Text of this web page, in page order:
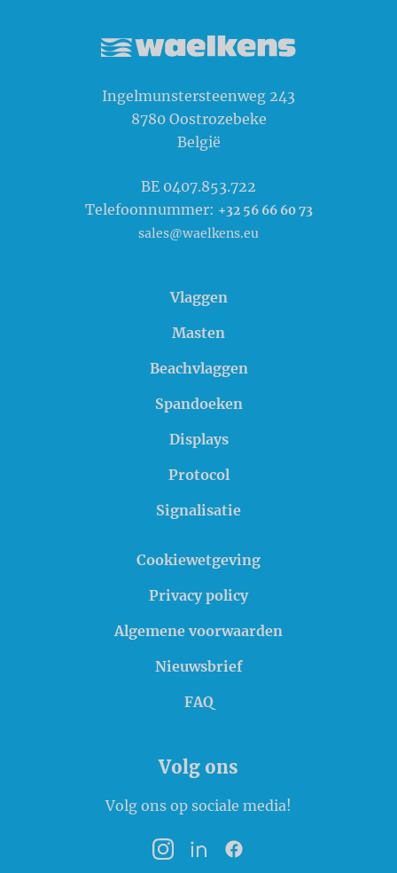
Ingelmunstersteenweg 243
8780 Oostrozebeke
België
BE 0407.853.722
Telefoonnummer: +32 56 66 60 73
sales@waelkens.eu
Vlaggen
Masten
Beachvlaggen
Spandoeken
Displays
Protocol
Signalisatie
Cookiewetgeving
Privacy policy
Algemene voorwaarden
Nieuwsbrief
FAQ
Volg ons
Volg ons op sociale media!
InstagramLinkedInFacebook